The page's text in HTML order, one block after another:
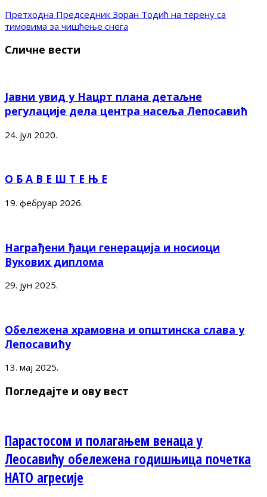
Претходна Председник Зоран Тодић на терену са
тимовима за чишћење снега
Сличне вести
Јавни увид у Нацрт плана детаљне
регулације дела центра насеља Лепосавић
24. јул 2020.
О Б А В Е Ш Т Е Њ Е
19. фебруар 2026.
Награђени ђаци генерација и носиоци
Вукових диплома
29. јун 2025.
Обележена храмовна и општинска слава у
Лепосавићу
13. мај 2025.
Погледајте и ову вест
Парастосом и полагањем венаца у
Леосавићу обележена годишњица почетка
НАТО агресије